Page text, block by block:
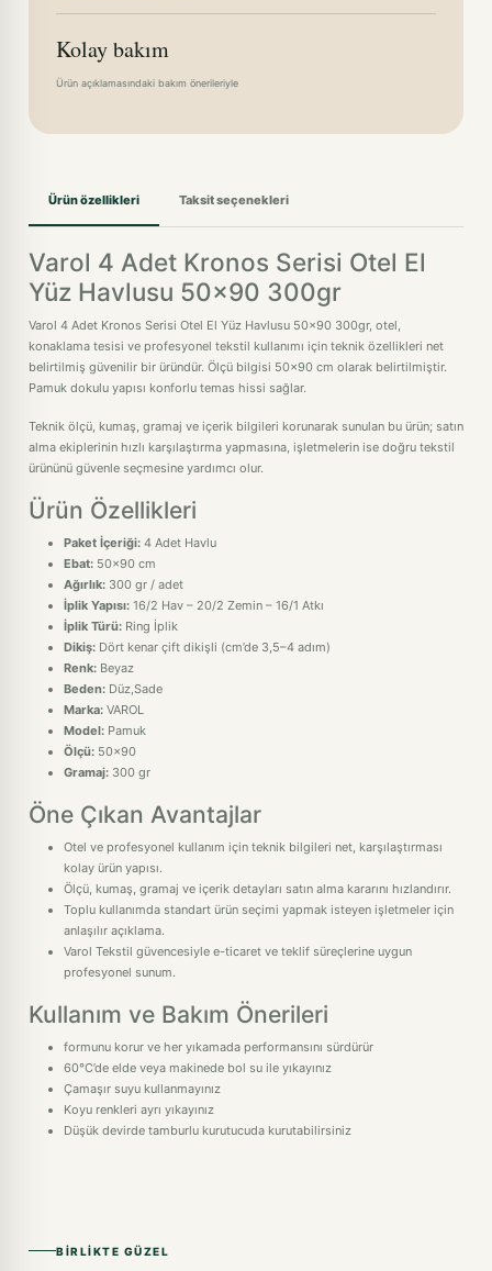
Kolay bakım
Ürün açıklamasındaki bakım önerileriyle
Ürün özellikleri Taksit seçenekleri
Varol 4 Adet Kronos Serisi Otel El
Yüz Havlusu 50x90 300gr
Varol 4 Adet Kronos Serisi Otel El Yüz Havlusu 50x90 300gr, otel,
konaklama tesisi ve profesyonel tekstil kullanımı için teknik özellikleri net
belirtilmiş güvenilir bir üründür. Ölçü bilgisi 50x90 cm olarak belirtilmiştir.
Pamuk dokulu yapısı konforlu temas hissi sağlar.
Teknik ölçü, kumaş, gramaj ve içerik bilgileri korunarak sunulan bu ürün; satın
alma ekiplerinin hızlı karşılaştırma yapmasına, işletmelerin ise doğru tekstil
ürününü güvenle seçmesine yardımcı olur.
Ürün Özellikleri
Paket İçeriği: 4 Adet Havlu
Ebat: 50x90 cm
Ağırlık: 300 gr / adet
İplik Yapısı: 16/2 Hav – 20/2 Zemin – 16/1 Atkı
İplik Türü: Ring İplik
Dikiş: Dört kenar çift dikişli (cm’de 3,5–4 adım)
Renk: Beyaz
Beden: Düz,Sade
Marka: VAROL
Model: Pamuk
Ölçü: 50x90
Gramaj: 300 gr
Öne Çıkan Avantajlar
Otel ve profesyonel kullanım için teknik bilgileri net, karşılaştırması
kolay ürün yapısı.
Ölçü, kumaş, gramaj ve içerik detayları satın alma kararını hızlandırır.
Toplu kullanımda standart ürün seçimi yapmak isteyen işletmeler için
anlaşılır açıklama.
Varol Tekstil güvencesiyle e-ticaret ve teklif süreçlerine uygun
profesyonel sunum.
Kullanım ve Bakım Önerileri
formunu korur ve her yıkamada performansını sürdürür
60°C’de elde veya makinede bol su ile yıkayınız
Çamaşır suyu kullanmayınız
Koyu renkleri ayrı yıkayınız
Düşük devirde tamburlu kurutucuda kurutabilirsiniz
BIRLIKTE GÜZEL